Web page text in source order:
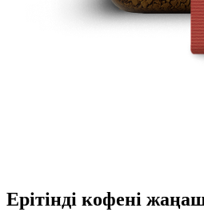
Ерітінді кофені